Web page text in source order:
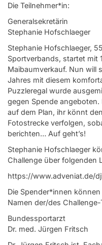
Die Teilnehmer*in:
Generalsekretärin
Stephanie Hofschlaeger
Stephanie Hofschlaeger,
Sportverbands, startet mit
Maibaumverkauf. Nun will
Jahres mit diesem
Puzzleregal wurde
gegen Spende
auf dem Plan, ihr könnt
Fotostrecke verfolgen,
berichten… Auf geht’s!
Stephanie Hofschlaeger
Challenge über folgenden
https://www.adveniat.de/
Die Spender*innen
Namen der/des
Bundessportarzt
Dr. med. Jürgen Fritsch